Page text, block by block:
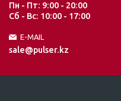
Пн - Пт: 9:00 - 20:00
Сб - Вс: 10:00 - 17:00
E-MAIL
sale@pulser.kz